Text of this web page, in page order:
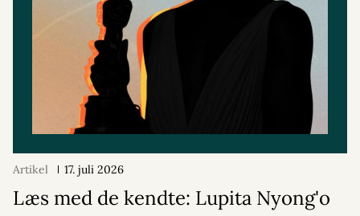
Artikel 17. juli 2026
Læs med de kendte: Lupita Nyong'o